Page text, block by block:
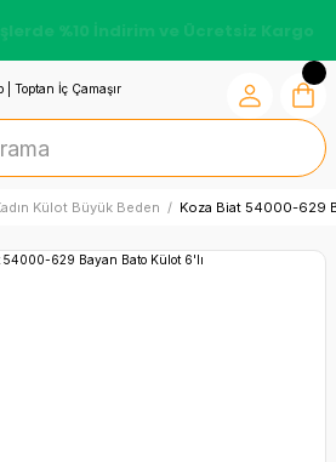
%10 İndirim ve Ücretsiz Kargo
Külot Büyük Beden Koza Biat 54000-629